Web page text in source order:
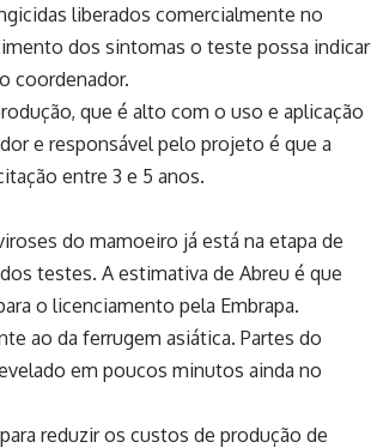
liberados comercialmente no
dos sintomas o teste possa indicar
coordenador.
que é alto com o uso e aplicação
e responsável pelo projeto é que a
entre 3 e 5 anos.
do mamoeiro já está na etapa de
testes. A estimativa de Abreu é que
o licenciamento pela Embrapa.
ao da ferrugem asiática. Partes do
em poucos minutos ainda no
reduzir os custos de produção de